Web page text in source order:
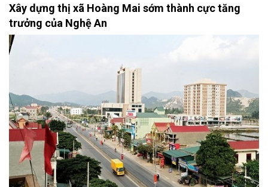
Xây dựng thị xã Hoàng Mai sớm thành cực tăng
trưởng của Nghệ An